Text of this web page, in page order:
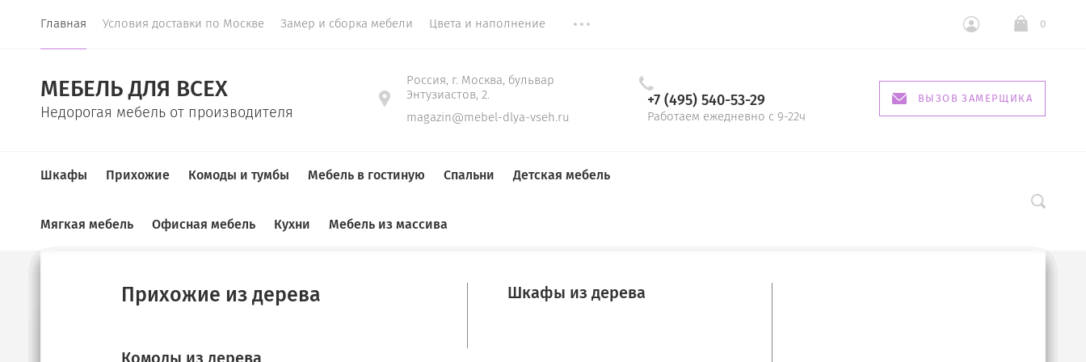
Главная Условия доставки по Москве Замер и сборка мебели Цвета и наполнение 0
МЕБЕЛЬ ДЛЯ ВСЕХ
Недорогая мебель от производителя
Россия, г. Москва, бульвар
Энтузиастов, 2.
magazin@mebel-dlya-vseh.ru
+7 (495) 540-53-29
Работаем ежедневно с 9-22ч
ВЫЗОВ ЗАМЕРЩИКА
Шкафы
Купе Гардеробные
Прихожие
Прихожие До 1,5 м
Угловые прихожие
Комоды и тумбы
Комоды Тумбы для обуви
Тумбы под ТВ
Мебель в гостиную
ТВ-тумбы Стенки
Шкафы для книг
Спальни
Спальные гарнитуры Кровати
Детская мебель
Детские Кровати в детскую
Диваны в детскую
Мягкая мебель
Детские диваны Прямые диваны
Угловые диваны
Офисная мебель
Шкафы для документов Столы
Кухни
Кухонные гарнитуры Столы на кухню
Диваны на кухню
Мебель из массива
Прихожие из дерева Шкафы из дерева
Комоды из дерева